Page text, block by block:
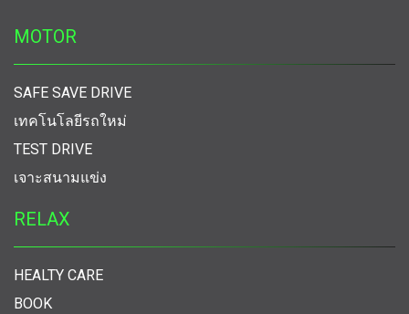
MOTOR
SAFE SAVE DRIVE
เทคโนโลยีรถใหม่
TEST DRIVE
เจาะสนามแข่ง
RELAX
HEALTY CARE
BOOK